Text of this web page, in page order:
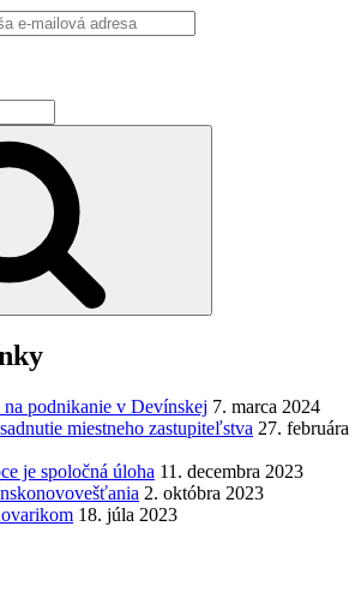
podnikanie v Devínskej 7. marca 2024
miestneho zastupiteľstva 27. februára
je spoločná úloha 11. decembra 2023
2. októbra 2023
18. júla 2023